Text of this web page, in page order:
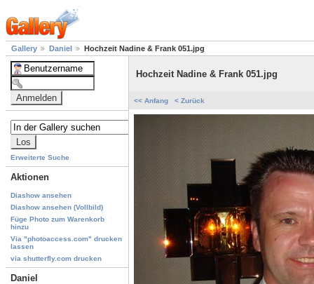
Gallery Daniel Hochzeit Nadine & Frank 051.jpg
Erweiterte Suche
Aktionen
Diashow ansehen
Diashow ansehen (Vollbild)
Füge Photo zum Warenkorb
hinzu
Via "photoaccess.com" drucken
lassen
via shutterfly.com drucken
Daniel
Hochzeit Nadine & Frank 051.jpg
<< Anfang < Zurück